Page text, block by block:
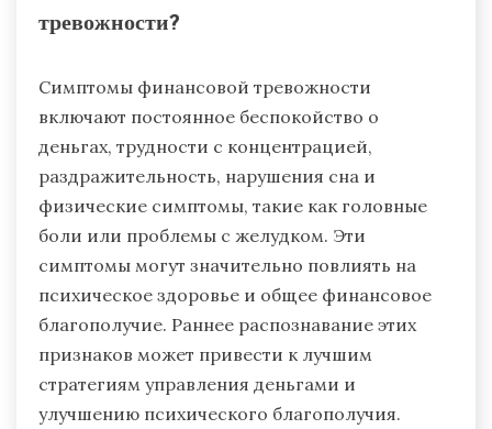
тревожности?
Симптомы финансовой тревожности
включают постоянное беспокойство о
деньгах, трудности с концентрацией,
раздражительность, нарушения сна и
физические симптомы, такие как головные
боли или проблемы с желудком. Эти
симптомы могут значительно повлиять на
психическое здоровье и общее финансовое
благополучие. Раннее распознавание этих
признаков может привести к лучшим
стратегиям управления деньгами и
улучшению психического благополучия.